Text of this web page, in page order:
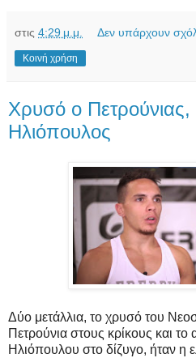
στις 4:29 μ.μ. Δεν υπάρχουν
Κοινή χρήση
Χρυσό ο Πετρούνιας,
Ηλιόπουλος
Δύο μετάλλια, το χρυσό του
Πετρούνια στους κρίκους και το
Ηλιόπουλου στο δίζυγο, ήταν η